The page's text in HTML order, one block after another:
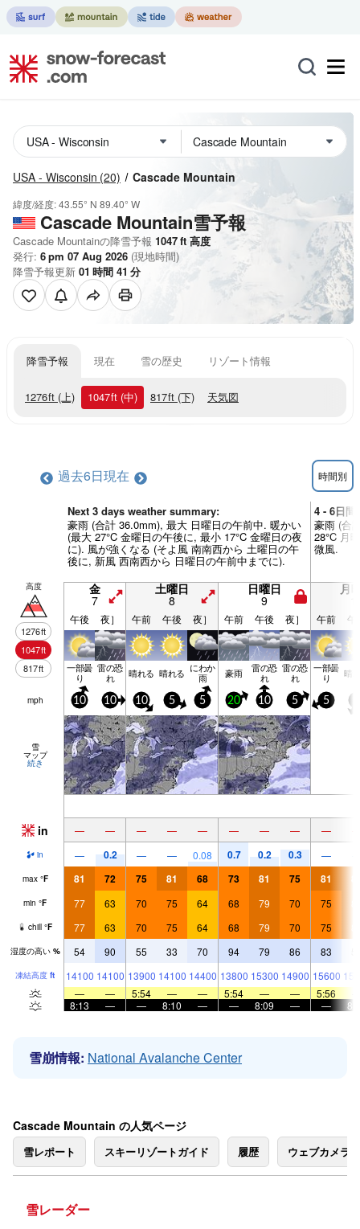
USA - Wisconsin (20) Cascade Mountain
緯度/経度:43.55° N 89.40° W
Cascade Mountain雪予報
Cascade Mountainの降雪予報 1047ft 高度
発行: 6 pm 07 Aug 2026 (現地時間)
降雪予報更新 01 時間 41 分
降雪予報 現在 雪の歴史 リゾート情報
1276ft (上) 1047ft (中) 817ft (下) 天気図
過去6日現在 時間別
Next 3 days weather summary:
豪雨 (合計 36.0mm), 最大 日曜日の午前中. 暖かい
(最大 27°C 金曜日の午後に, 最小 17°C 金曜日の夜
に). 風が強くなる (そよ風 南南西から 土曜日の午
後に, 新風 西南西から 日曜日の午前中までに).
4 - 6日
豪雨 (合
28°C 月
微風.
高度
1276ft
1047ft
817ft
金
7
土曜日
8
日曜日
9
月
午後 夜］ 午前 午後 夜］ 午前 午後 夜］ 午前 午
一部曇
り
雷の恐
れ 晴れる 晴れる にわか
雨 豪雨 雷の恐
れ
雷の恐
れ
一部曇
り 晴
mph 10 10 10 5 5 20 10 5 5
雪
マップ
続き
in — — — — — — — — —
in — 0.2 — — 0.08 0.7 0.2 0.3 —
max °F 81 72 75 81 68 73 81 75 81
min °F 77 63 70 75 64 68 79 70 75
chill °F 77 63 70 75 64 68 79 70 75
湿度の高い % 54 90 55 33 70 94 79 86 83
凍結高度 ft 14100 14100 13900 14100 14400 13800 15300 14900 15600
—
— 5:54 — — 5:54 — — 5:56
8:13
— — 8:10 — — 8:09 — —
雪崩情報: National Avalanche Center
Cascade Mountain の人気ページ
雪レポート スキーリゾートガイド 履歴 ウェブカメラ
雪レーダー